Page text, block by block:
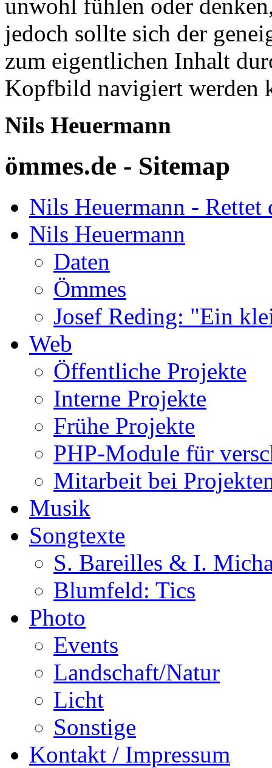
unwohl fühlen oder
jedoch sollte sich der
zum eigentlichen Inhalt
Kopfbild navigiert werden
Nils Heuermann
ömmes.de - Sitemap
Nils Heuermann - Rettet
Nils Heuermann
Daten
Ömmes
Josef Reding: "Ein
Web
Öffentliche Projekte
Interne Projekte
Frühe Projekte
PHP-Module für
Mitarbeit bei
Musik
Songtexte
S. Bareilles & I.
Blumfeld: Tics
Photo
Events
Landschaft/Natur
Licht
Sonstige
Kontakt / Impressum